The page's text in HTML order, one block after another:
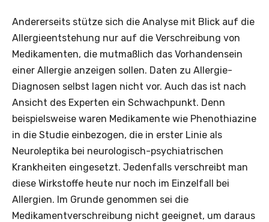
Andererseits stütze sich die Analyse mit Blick auf die
Allergieentstehung nur auf die Verschreibung von
Medikamenten, die mutmaßlich das Vorhandensein
einer Allergie anzeigen sollen. Daten zu Allergie-
Diagnosen selbst lagen nicht vor. Auch das ist nach
Ansicht des Experten ein Schwachpunkt. Denn
beispielsweise waren Medikamente wie Phenothiazine
in die Studie einbezogen, die in erster Linie als
Neuroleptika bei neurologisch-psychiatrischen
Krankheiten eingesetzt. Jedenfalls verschreibt man
diese Wirkstoffe heute nur noch im Einzelfall bei
Allergien. Im Grunde genommen sei die
Medikamentverschreibung nicht geeignet, um daraus